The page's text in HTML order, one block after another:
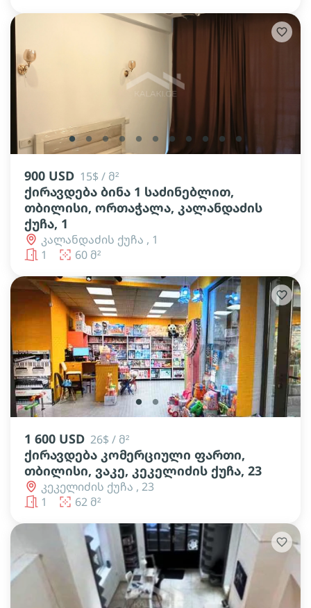
lens lens lens lens lens lens lens lens lens lens lens
900 USD 15$ / მ²
ქირავდება ბინა 1 საძინებლით,
თბილისი, ორთაჭალა, კალანდაძის
ქუჩა, 1
კალანდაძის ქუჩა , 1
1
60 მ²
lens lens lens
1 600 USD 26$ / მ²
ქირავდება კომერციული ფართი,
თბილისი, ვაკე, კეკელიძის ქუჩა, 23
კეკელიძის ქუჩა , 23
1
62 მ²